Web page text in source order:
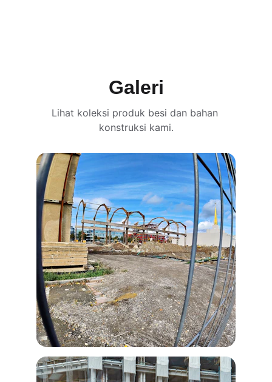
Galeri
Lihat koleksi produk besi dan bahan
konstruksi kami.